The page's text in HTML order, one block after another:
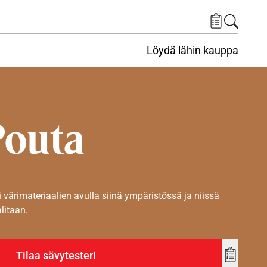
Löydä lähin kauppa
avulla siinä ympäristössä ja niissä
Tilaa sävytesteri
Add